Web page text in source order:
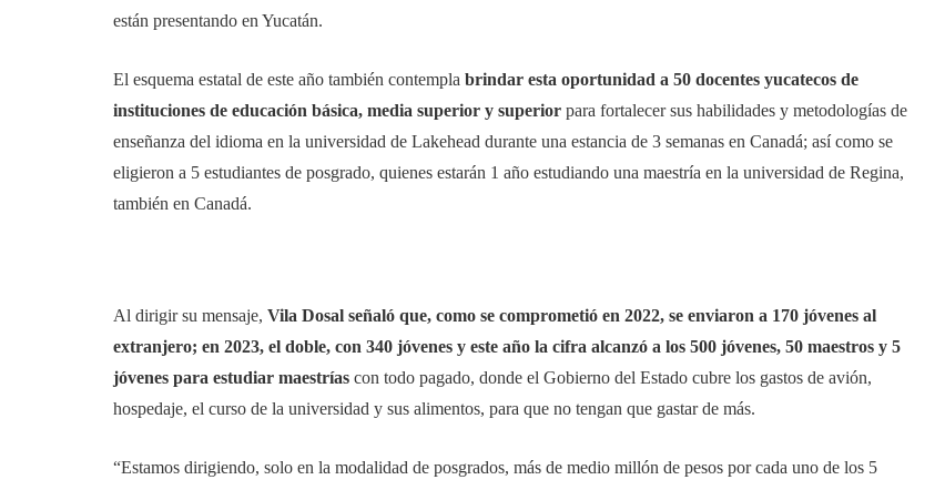
están presentando en Yucatán.
El esquema estatal de este año también contempla brindar esta oportunidad a 50 docentes yucatecos de
instituciones de educación básica, media superior y superior para fortalecer sus habilidades y metodologías de
enseñanza del idioma en la universidad de Lakehead durante una estancia de 3 semanas en Canadá; así como se
eligieron a 5 estudiantes de posgrado, quienes estarán 1 año estudiando una maestría en la universidad de Regina,
también en Canadá.
Al dirigir su mensaje, Vila Dosal señaló que, como se comprometió en 2022, se enviaron a 170 jóvenes al
extranjero; en 2023, el doble, con 340 jóvenes y este año la cifra alcanzó a los 500 jóvenes, 50 maestros y 5
jóvenes para estudiar maestrías con todo pagado, donde el Gobierno del Estado cubre los gastos de avión,
hospedaje, el curso de la universidad y sus alimentos, para que no tengan que gastar de más.
“Estamos dirigiendo, solo en la modalidad de posgrados, más de medio millón de pesos por cada uno de los 5